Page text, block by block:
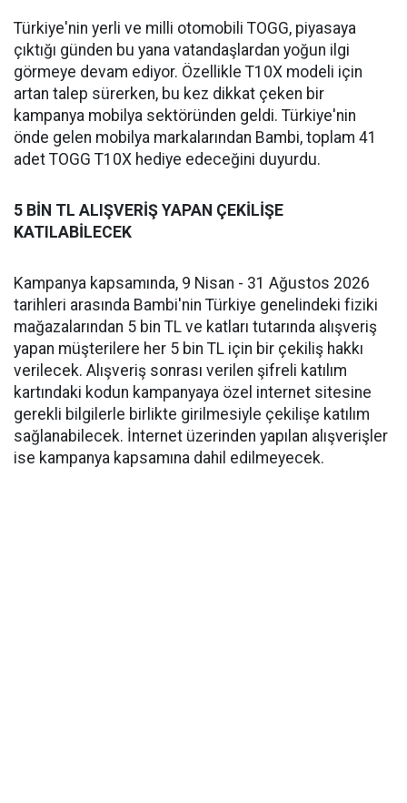
Türkiye'nin yerli ve milli otomobili TOGG, piyasaya
çıktığı günden bu yana vatandaşlardan yoğun ilgi
görmeye devam ediyor. Özellikle T10X modeli için
artan talep sürerken, bu kez dikkat çeken bir
kampanya mobilya sektöründen geldi. Türkiye'nin
önde gelen mobilya markalarından Bambi, toplam 41
adet TOGG T10X hediye edeceğini duyurdu.
5 BİN TL ALIŞVERİŞ YAPAN ÇEKİLİŞE
KATILABİLECEK
Kampanya kapsamında, 9 Nisan - 31 Ağustos 2026
tarihleri arasında Bambi'nin Türkiye genelindeki fiziki
mağazalarından 5 bin TL ve katları tutarında alışveriş
yapan müşterilere her 5 bin TL için bir çekiliş hakkı
verilecek. Alışveriş sonrası verilen şifreli katılım
kartındaki kodun kampanyaya özel internet sitesine
gerekli bilgilerle birlikte girilmesiyle çekilişe katılım
sağlanabilecek. İnternet üzerinden yapılan alışverişler
ise kampanya kapsamına dahil edilmeyecek.